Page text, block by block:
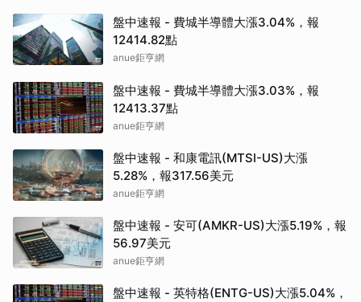
盤中速報 - 費城半導體大漲3.04%，報
12414.82點
anue鉅亨網
盤中速報 - 費城半導體大漲3.03%，報
12413.37點
anue鉅亨網
盤中速報 - 和康電訊(MTSI-US)大漲
5.28%，報317.56美元
anue鉅亨網
盤中速報 - 安可(AMKR-US)大漲5.19%，報
56.97美元
anue鉅亨網
盤中速報 - 英特格(ENTG-US)大漲5.04%，